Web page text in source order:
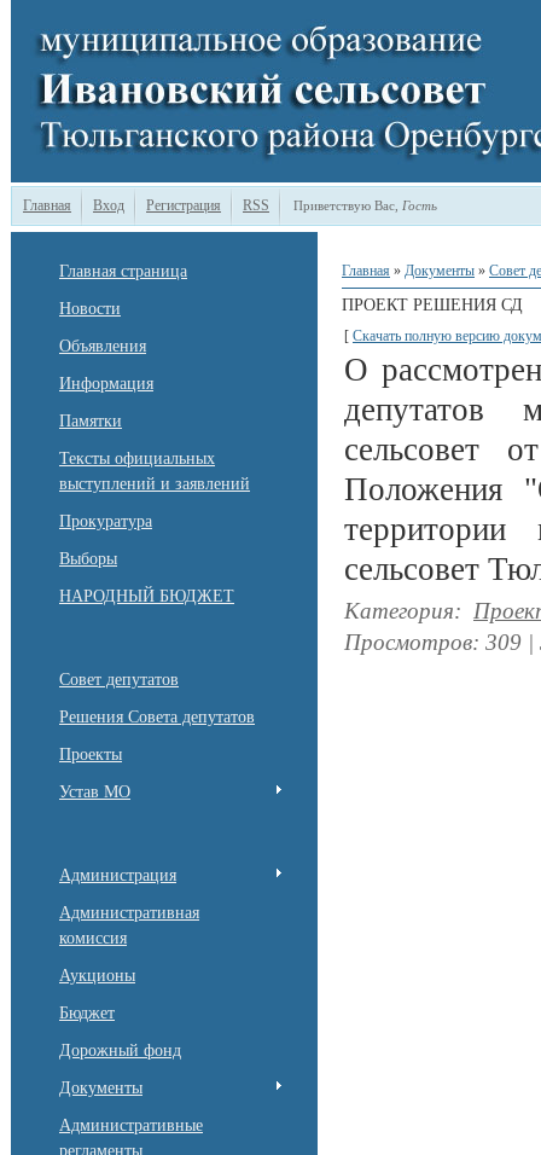
Главная Вход Регистрация RSS Приветствую Вас Гость
Главная страница
Новости
Объявления
Информация
Памятки
Тексты официальных
выступлений и заявлений
Прокуратура
Выборы
НАРОДНЫЙ БЮДЖЕТ
Совет депутатов
Решения Совета депутатов
Проекты
Устав МО
Администрация
Административная
комиссия
Аукционы
Бюджет
Дорожный фонд
Документы
Административные
регламенты
Главная » Документы » Совет
ПРОЕКТ РЕШЕНИЯ СД
[ Скачать полную версию
О
депутатов
сельсовет
Положения
территории
сельсовет
Категория:
Просмотров: 309 |